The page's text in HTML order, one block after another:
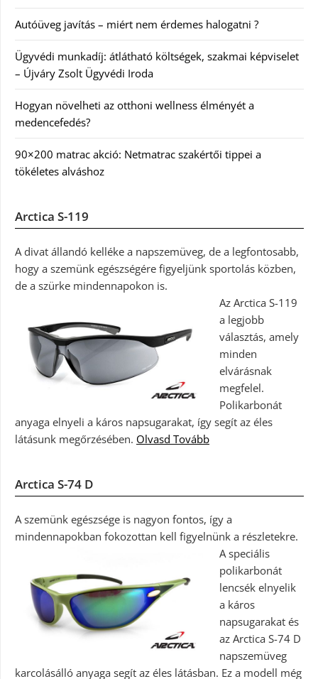
Autóüveg javítás – miért nem érdemes halogatni ?
Ügyvédi munkadíj: átlátható költségek, szakmai képviselet
– Újváry Zsolt Ügyvédi Iroda
Hogyan növelheti az otthoni wellness élményét a
medencefedés?
90×200 matrac akció: Netmatrac szakértői tippei a
tökéletes alváshoz
Arctica S-119
A divat állandó kelléke a napszemüveg, de a legfontosabb,
hogy a szemünk egészségére figyeljünk sportolás közben,
de a szürke mindennapokon is.
Az Arctica S-119
a legjobb
választás, amely
minden
elvárásnak
megfelel.
Polikarbonát
anyaga elnyeli a káros napsugarakat, így segít az éles
látásunk megőrzésében. Olvasd Tovább
Arctica S-74 D
A szemünk egészsége is nagyon fontos, így a
mindennapokban fokozottan kell figyelnünk a részletekre.
A speciális
polikarbonát
lencsék elnyelik
a káros
napsugarakat és
az Arctica S-74 D
napszemüveg
karcolásálló anyaga segít az éles látásban. Ez a modell még